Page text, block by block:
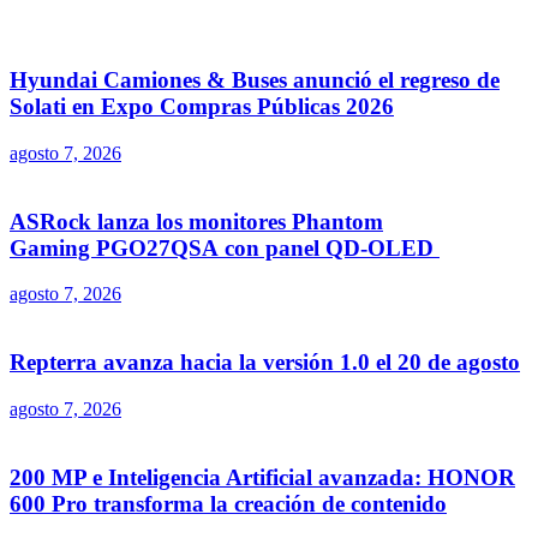
Hyundai Camiones & Buses anunció el regreso de
Solati en Expo Compras Públicas 2026
agosto 7, 2026
ASRock lanza los monitores Phantom
Gaming PGO27QSA con panel QD-OLED
agosto 7, 2026
Repterra avanza hacia la versión 1.0 el 20 de agosto
agosto 7, 2026
200 MP e Inteligencia Artificial avanzada: HONOR
600 Pro transforma la creación de contenido